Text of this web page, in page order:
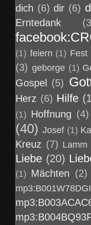
dich (6) dir (6)
Erntedank
(1) feiern (1) Fest
(3) geborge (1)
Gospel (5)
Herz (6) Hilfe
(1) Hoffnung (4)
(40) Josef (1)
Kreuz (7) Lamm
Liebe (20)
(1) Mächten (2)
mp3:B001W78DGI